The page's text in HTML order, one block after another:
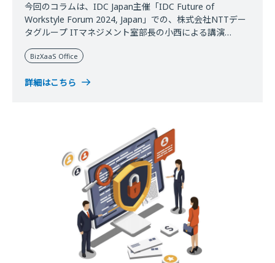
今回のコラムは、IDC Japan主催「IDC Future of
Workstyle Forum 2024, Japan」での、株式会社NTTデー
タグループ ITマネジメント室部長の小西による講演
環境と生成AI活用状況」の内容を一部抜粋してお届けいた
BizXaaS Office
詳細はこちら